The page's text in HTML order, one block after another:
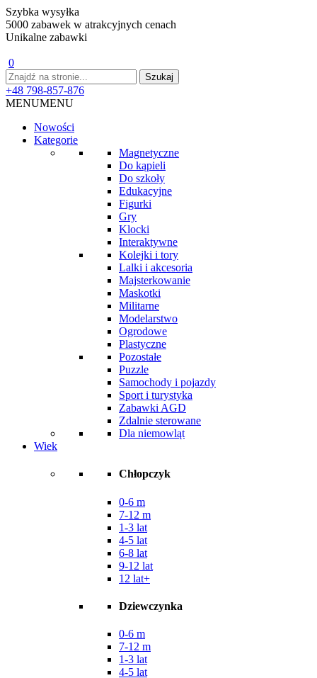
Szybka wysyłka
5000 zabawek w atrakcyjnych cenach
Unikalne zabawki
0
+48 798-857-876
MENUMENU
Nowości
Kategorie
Magnetyczne
Do kąpieli
Do szkoły
Edukacyjne
Figurki
Gry
Klocki
Interaktywne
Kolejki i tory
Lalki i akcesoria
Majsterkowanie
Maskotki
Militarne
Modelarstwo
Ogrodowe
Plastyczne
Pozostałe
Puzzle
Samochody i pojazdy
Sport i turystyka
Zabawki AGD
Zdalnie sterowane
Dla niemowląt
Wiek
Chłopczyk
0-6 m
7-12 m
1-3 lat
4-5 lat
6-8 lat
9-12 lat
12 lat+
Dziewczynka
0-6 m
7-12 m
1-3 lat
4-5 lat